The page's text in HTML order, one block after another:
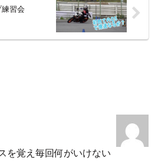
習会
を覚え毎回何がいけない